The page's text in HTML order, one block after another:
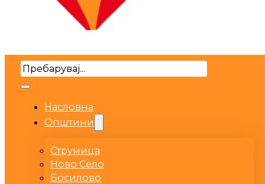
Search
Насловна
Општини
Струмица
Ново Село
Босилово